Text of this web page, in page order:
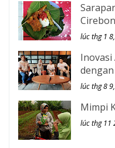
Cirebon
lúc thg 1
Inovasi
lúc thg 8
Mimpi
lúc thg 11